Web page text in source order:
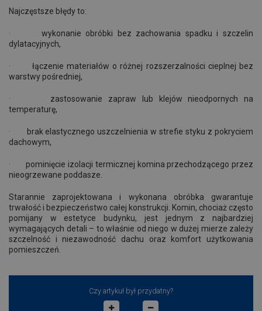
Najczęstsze błędy to:
· wykonanie obróbki bez zachowania spadku i szczelin
dylatacyjnych,
· łączenie materiałów o różnej rozszerzalności cieplnej bez
warstwy pośredniej,
· zastosowanie zapraw lub klejów nieodpornych na
temperaturę,
· brak elastycznego uszczelnienia w strefie styku z pokryciem
dachowym,
· pominięcie izolacji termicznej komina przechodzącego przez
nieogrzewane poddasze.
Starannie zaprojektowana i wykonana obróbka gwarantuje
trwałość i bezpieczeństwo całej konstrukcji. Komin, chociaż często
pomijany w estetyce budynku, jest jednym z najbardziej
wymagających detali – to właśnie od niego w dużej mierze zależy
szczelność i niezawodność dachu oraz komfort użytkowania
pomieszczeń.
Czy artykuł był przydatny?